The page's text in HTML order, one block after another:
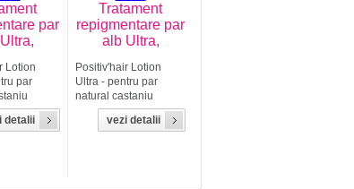
par
Lotion
par
inchis.
din
detalii
Tratament
repigmentare par
alb Ultra,
Positiv'hair Lotion
Ultra - pentru par
natural castaniu
mediu spre inchis.
Positiv'hair din
vezi detalii